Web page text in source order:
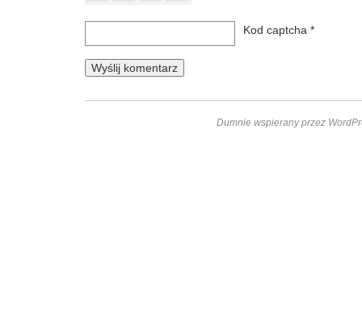
Kod captcha *
Dumnie wspierany przez